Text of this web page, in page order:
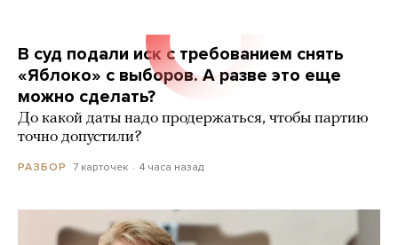
В суд подали иск с требованием снять
«Яблоко» с выборов. А разве это еще
можно сделать?
До какой даты надо продержаться, чтобы партию
точно допустили?
РАЗБОР 7 карточек 4 часа назад